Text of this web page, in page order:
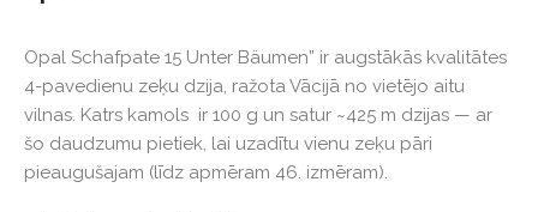
Opal Schafpate 15 Unter Bäumen” ir augstākās kvalitātes
4-pavedienu zeķu dzija, ražota Vācijā no vietējo aitu
vilnas. Katrs kamols ir 100 g un satur ~425 m dzijas — ar
šo daudzumu pietiek, lai uzadītu vienu zeķu pāri
pieaugušajam (līdz apmēram 46. izmēram).